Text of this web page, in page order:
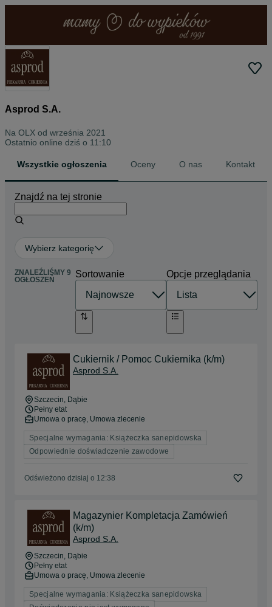
Asprod S.A.
Na OLX od września 2021
Ostatnio online dziś o 11:10
Wszystkie ogłoszenia Oceny O nas Kontakt
Znajdź na tej stronie
Wybierz kategorię
ZNALEŹLIŚMY 9
OGŁOSZEŃ
Sortowanie Opcje przeglądania
Cukiernik / Pomoc Cukiernika (k/m)
Asprod S.A.
Szczecin, Dąbie
Pełny etat
Umowa o pracę, Umowa zlecenie
Specjalne wymagania: Książeczka sanepidowska
Odpowiednie doświadczenie zawodowe
Odświeżono dzisiaj o 12:38
Magazynier Kompletacja Zamówień
(k/m)
Asprod S.A.
Szczecin, Dąbie
Pełny etat
Umowa o pracę, Umowa zlecenie
Specjalne wymagania: Książeczka sanepidowska